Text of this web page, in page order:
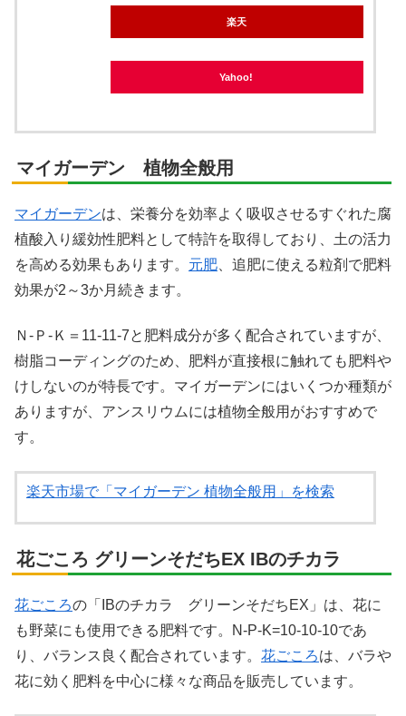
楽天
Yahoo!
マイガーデン 植物全般用
マイガーデンは、栄養分を効率よく吸収させるすぐれた腐
植酸入り緩効性肥料として特許を取得しており、土の活力
を高める効果もあります。 元肥 、追肥に使える粒剤で肥料
効果が2～3か月続きます。
Ｎ-Ｐ-Ｋ＝11-11-7と肥料成分が多く配合されていますが、
樹脂コーディングのため、肥料が直接根に触れても肥料や
けしないのが特長です。マイガーデンにはいくつか種類が
ありますが、アンスリウムには植物全般用がおすすめで
す。
楽天市場で「マイガーデン 植物全般用」を検索
花ごころ グリーンそだちEX IBのチカラ
花ごころの「IBのチカラ グリーンそだちEX」は、花に
も野菜にも使用できる肥料です。N-P-K=10-10-10であ
り、バランス良く配合されています。 花ごころは、バラや
花に効く肥料を中心に様々な商品を販売しています。